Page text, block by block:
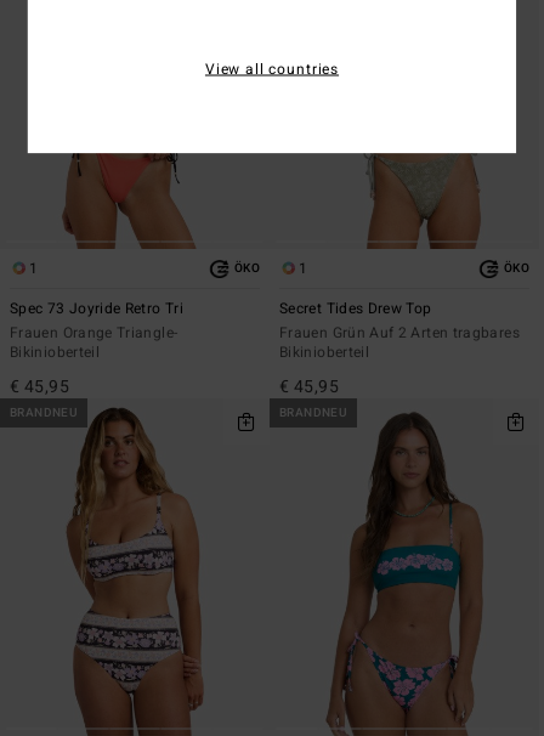
1 ÖKO
Spec 73 Joyride Retro Tri
Frauen Orange Triangle-
Bikinioberteil
€ 45,95
1 ÖKO
Secret Tides Drew Top
Frauen Grün Auf 2 Arten tragbares
Bikinioberteil
€ 45,95
BRANDNEU BRANDNEU
View all countries